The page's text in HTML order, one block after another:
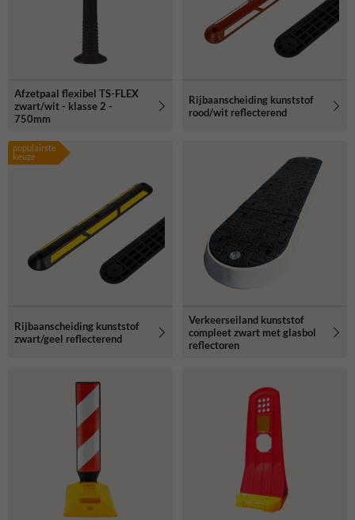
Afzetpaal flexibel TS-FLEX
zwart/wit - klasse 2 -
750mm
Rijbaanscheiding kunststof
rood/wit reflecterend
populairste
keuze
Rijbaanscheiding kunststof
zwart/geel reflecterend
Verkeerseiland kunststof
compleet zwart met glasbol
reflectoren